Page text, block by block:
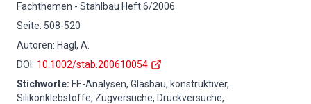
Fachthemen - Stahlbau Heft6/2006
Seite: 508-520
Autoren: Hagl, A.
DOI : 10.1002/stab.200610054
Stichworte: FE-Analysen, Glasbau, konstruktiver,
Silikonklebstoffe, Zugversuche, Druckversuche,